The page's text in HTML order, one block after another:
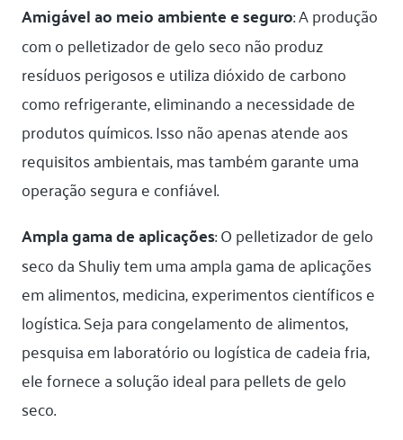
Amigável ao meio ambiente e seguro: A produção
com o pelletizador de gelo seco não produz
resíduos perigosos e utiliza dióxido de carbono
como refrigerante, eliminando a necessidade de
produtos químicos. Isso não apenas atende aos
requisitos ambientais, mas também garante uma
operação segura e confiável.
Ampla gama de aplicações: O pelletizador de gelo
seco da Shuliy tem uma ampla gama de aplicações
em alimentos, medicina, experimentos científicos e
logística. Seja para congelamento de alimentos,
pesquisa em laboratório ou logística de cadeia fria,
ele fornece a solução ideal para pellets de gelo
seco.